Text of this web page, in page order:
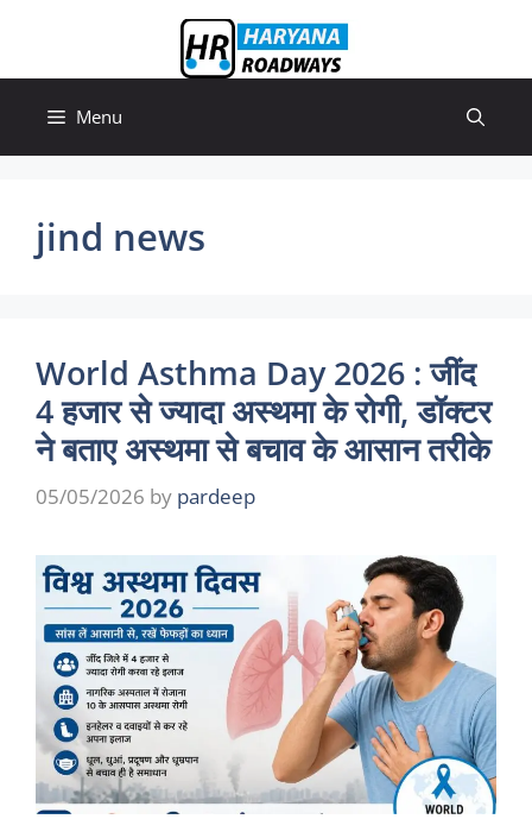
content
Menu
jind news
World Asthma Day 2026 : जींद
4 हजार से ज्यादा अस्थमा के रोगी, डॉक्टर
ने बताए अस्थमा से बचाव के आसान तरीके
05/05/2026 by pardeep